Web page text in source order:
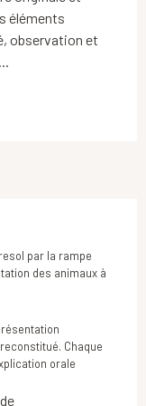
éléments
observation et
par la rampe
des animaux à
Chaque
orale